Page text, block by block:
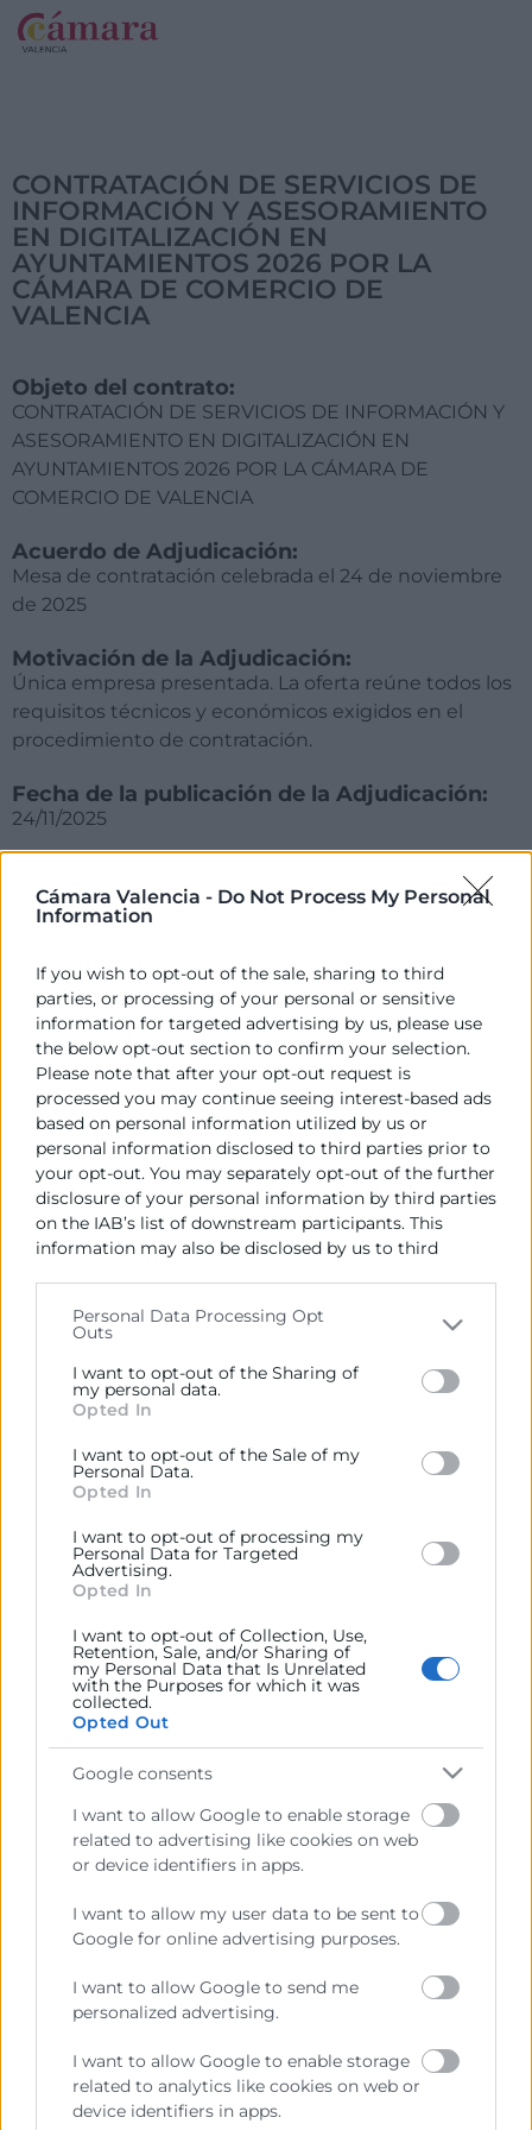
Cámara Valencia - Do Not Process My Personal
Information
If you wish to opt-out of the sale, sharing to third
parties, or processing of your personal or sensitive
information for targeted advertising by us, please use
the below opt-out section to confirm your selection.
Please note that after your opt-out request is
processed you may continue seeing interest-based ads
based on personal information utilized by us or
personal information disclosed to third parties prior to
your opt-out. You may separately opt-out of the further
disclosure of your personal information by third parties
on the IAB’s list of downstream participants. This
information may also be disclosed by us to third
Please note that this website/app uses one or more
Google services and may gather and store information
including but not limited to your visit or usage
behaviour. You may click to grant or deny consent to
below specified purposes in below Google consent
section.
Personal Data Processing Opt
Outs
I want to opt-out of the Sharing of
my personal data.
Opted In
I want to opt-out of the Sale of my
Personal Data.
Opted In
I want to opt-out of processing my
Personal Data for Targeted
Advertising.
Opted In
I want to opt-out of Collection, Use,
Retention, Sale, and/or Sharing of
my Personal Data that Is Unrelated
with the Purposes for which it was
collected.
Opted Out
Google consents
I want to allow Google to enable storage
related to advertising like cookies on web
or device identifiers in apps.
I want to allow my user data to be sent to
Google for online advertising purposes.
I want to allow Google to send me
personalized advertising.
I want to allow Google to enable storage
related to analytics like cookies on web or
device identifiers in apps.
CONTRATACIÓN DE SERVICIOS DE
INFORMACIÓN Y ASESORAMIENTO
EN DIGITALIZACIÓN EN
AYUNTAMIENTOS 2026 POR LA
CÁMARA DE COMERCIO DE
VALENCIA
Objeto del contrato:
CONTRATACIÓN DE SERVICIOS DE INFORMACIÓN Y
ASESORAMIENTO EN DIGITALIZACIÓN EN
AYUNTAMIENTOS 2026 POR LA CÁMARA DE
COMERCIO DE VALENCIA
Acuerdo de Adjudicación:
Mesa de contratación celebrada el 24 de noviembre
de 2025
Motivación de la Adjudicación:
Única empresa presentada. La oferta reúne todos los
requisitos técnicos y económicos exigidos en el
procedimiento de contratación.
Fecha de la publicación de la Adjudicación:
24/11/2025
Importe de la Adjudicación (IVA no incluido):
46.000€ (IVA NO INCLUIDO)
MÉTRICAS Y ANALÍTICAS DIGITALES S.L.
Plazo en el que debe procederse a la
formalización del contrato:
15 días hábiles desde la notificación de la
adjudicación
Cámara València es una corporación de derecho público,
colaboradora de las Administraciones Públicas, dedicada a:
Representar, promocionar y defender los intereses
Ejercitar las competencias de carácter público
previstas en la Ley, o que puedan encomendar y
delegar las Administraciones Públicas.
Contacto
Recursos
Sobre la Cámara
Perfil del contratante
Transparencia
Precio mesa citricos
Fondos Estructurales
Canal de Denuncia